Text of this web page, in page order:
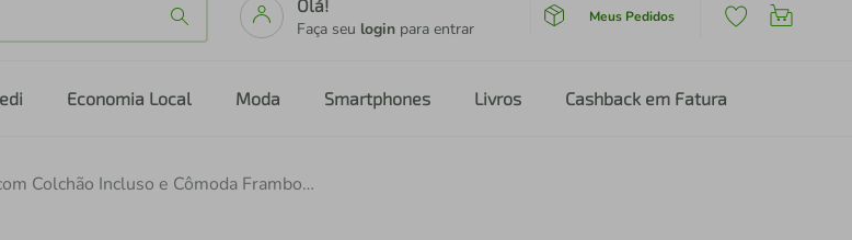
Olá!
Faça seu login para entrar
Meus Pedidos
Economia Local Moda Smartphones Livros Cashback em Fatura
Berço 3 em 1 com Colchão Incluso e Cômoda Framboesa Multimóveis MP4296